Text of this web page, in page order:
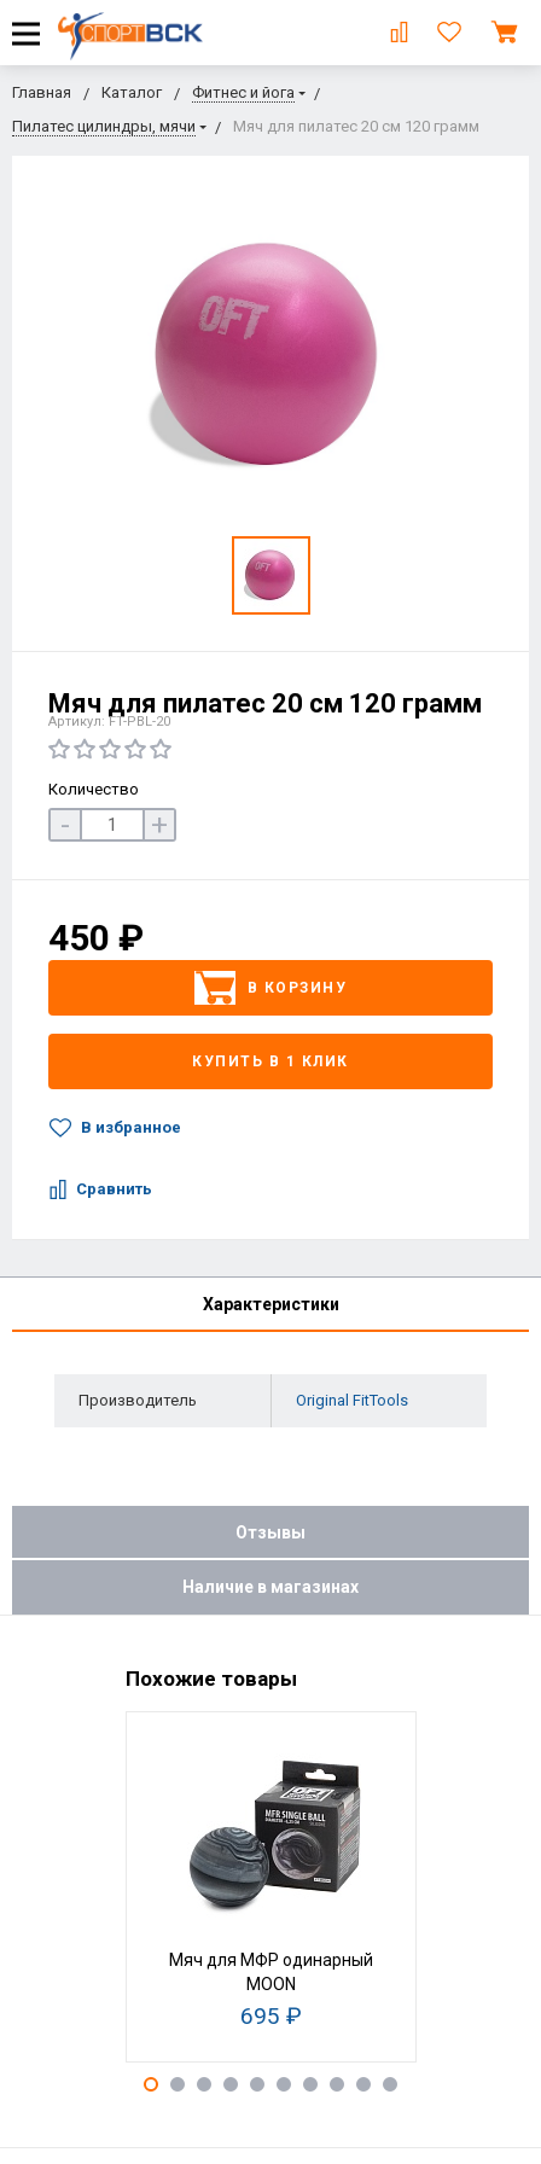
Главная Каталог
Фитнес и йога
Пилатес цилиндры, мячи
Мяч для пилатес 20 см 120 грамм
Мяч для пилатес 20 см 120 грамм
Артикул: FT-PBL-20
Количество
- +
450 ₽
В КОРЗИНУ
КУПИТЬ В 1 КЛИК
В избранное
Сравнить
Характеристики
Производитель Original FitTools
Отзывы
Наличие в магазинах
Похожие товары
Мяч для МФР одинарный
MOON
695 ₽